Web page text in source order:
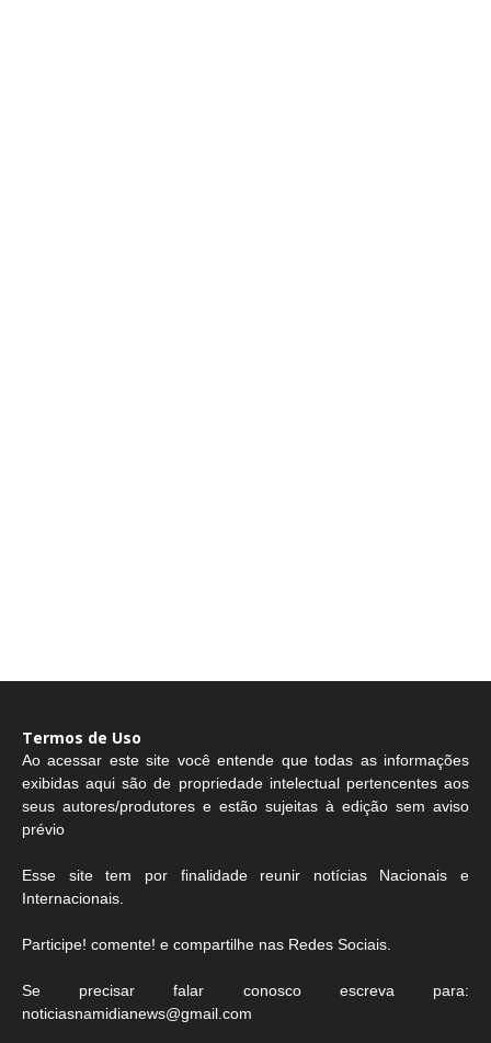
Termos de Uso
Ao acessar este site você entende que todas as informações
exibidas aqui são de propriedade intelectual pertencentes aos
seus autores/produtores e estão sujeitas à edição sem aviso
prévio
Esse site tem por finalidade reunir notícias Nacionais e
Internacionais.
Participe! comente! e compartilhe nas Redes Sociais.
Se precisar falar conosco escreva para:
noticiasnamidianews@gmail.com